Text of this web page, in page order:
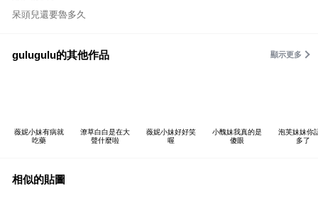
呆頭兒還要魯多久
gulugulu的其他作品 顯示更多
薇妮小妹有病就
吃藥
潦草白白是在大
聲什麼啦
薇妮小妹好好笑
喔
小醜妹我真的是
傻眼
泡芙妹妹你
多了
相似的貼圖